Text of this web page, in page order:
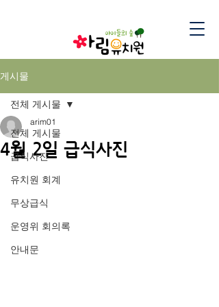
게시물
전체 게시물
급식사진
유치원 회계
무상급식
운영위 회의록
안내문
전체 게시물
4월 2일 급식사진
arim01